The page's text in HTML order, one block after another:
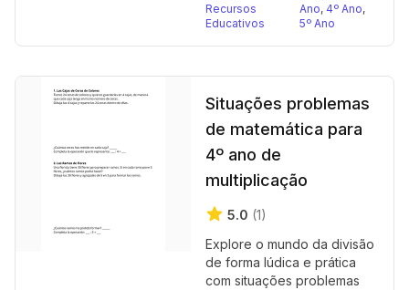
Recursos
Educativos
Ano, 4º Ano,
5º Ano
Situações problemas
de matemática para
4º ano de
multiplicação
5.0 (1)
Explore o mundo da divisão
de forma lúdica e prática
com situações problemas